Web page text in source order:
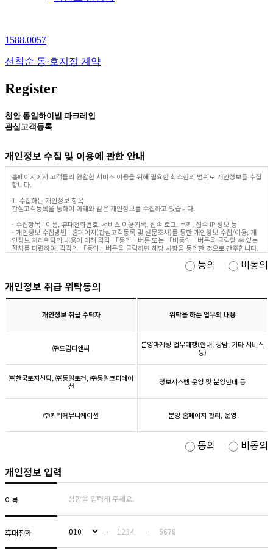
1588.0057
선착순 동·호지정 계약
Register
천안 동일하이빌 파크레인
관심고객등록